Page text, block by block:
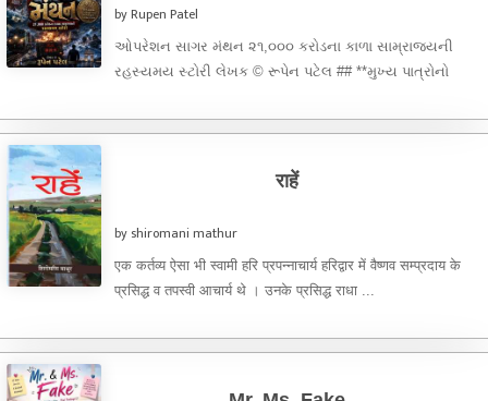
by Rupen Patel
ઓપરેશન સાગર મંથન ૨૧,૦૦૦ કરોડના કાળા સામ્રાજ્યની
રહસ્યમય સ્ટોરી લેખક © રૂપેન પટેલ ## **મુખ્ય પાત્રોનો
राहें
by shiromani mathur
एक कर्तव्य ऐसा भी स्वामी हरि प्रपन्नाचार्य हरिद्वार में वैष्णव सम्प्रदाय के
प्रसिद्ध व तपस्वी आचार्य थे । उनके प्रसिद्ध राधा ...